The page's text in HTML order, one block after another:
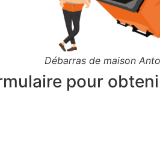
Débarras de maison
pour